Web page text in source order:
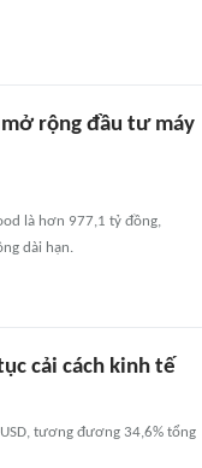
rộng đầu tư máy
là hơn 977,1 tỷ đồng,
dài hạn.
cải cách kinh tế
tương đương 34,6% tổng